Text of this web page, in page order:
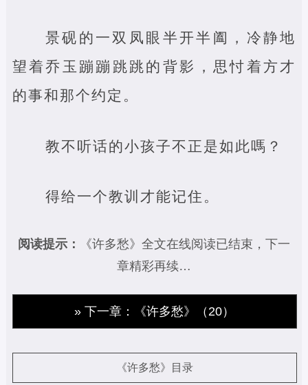
景砚的一双凤眼半开半阖，冷静地
望着乔玉蹦蹦跳跳的背影，思忖着方才
的事和那个约定。
教不听话的小孩子不正是如此嗎？
得给一个教训才能记住。
阅读提示：
《许多愁》全文在线阅读已结束，下一
章精彩再续…
» 下一章：《许多愁》（20）
《许多愁》目录